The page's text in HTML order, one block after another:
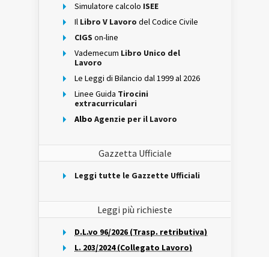
Simulatore calcolo ISEE
Il Libro V Lavoro del Codice Civile
CIGS on-line
Vademecum Libro Unico del
Lavoro
Le Leggi di Bilancio dal 1999 al 2026
Linee Guida Tirocini
extracurriculari
Albo Agenzie per il Lavoro
Gazzetta Ufficiale
Leggi tutte le Gazzette Ufficiali
Leggi più richieste
D.L.vo 96/2026 (Trasp. retributiva)
L. 203/2024 (Collegato Lavoro)